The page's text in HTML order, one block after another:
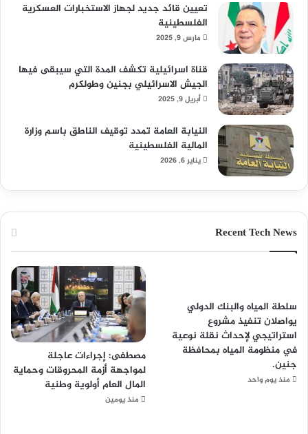
تعيين قائد جديد لجهاز الاستخبارات العسكرية
الفلسطينية
مارس 9, 2025
قناة اسرائيلية تكشف المدة التي سيبقى فيها
الجيش الاسرائيلي بجنين وطولكرم
أبريل 9, 2025
النيابة العامة تمدد توقيف الناطق باسم وزارة
المالية الفلسطينية
يناير 6, 2026
Recent Tech News
سلطة المياه والبنك الدولي
يواصلان تنفيذ مشروع
استراتيجي لإحداث نقلة نوعية
في منظومة المياه بمحافظة
جنين.
منذ يوم واحد
مصطفى: إجراءات عاجلة
لمواجهة أزمة المحروقات وحماية
المال العام أولوية وطنية
منذ يومين